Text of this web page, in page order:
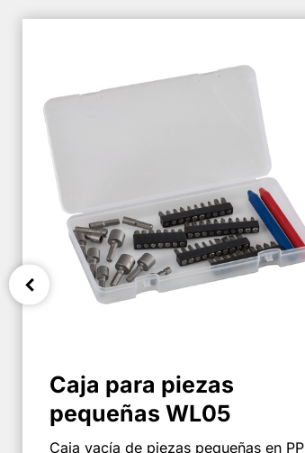
Caja para piezas
pequeñas WL05
Caja vacía de piezas pequeñas en PP